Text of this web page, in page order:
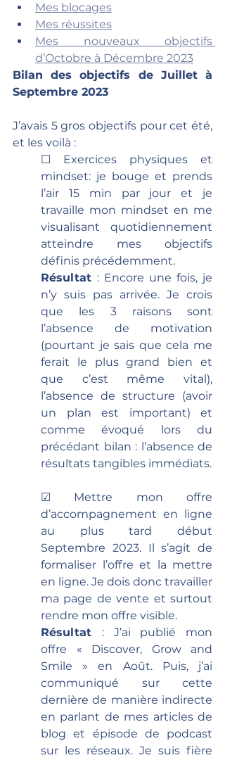
Mes blocages
Mes réussites
Mes nouveaux objectifs
d’Octobre à Décembre 2023
Bilan des objectifs de Juillet à
Septembre 2023
J’avais 5 gros objectifs pour cet été,
et les voilà :
☐ Exercices physiques et
mindset: je bouge et prends
l’air 15 min par jour et je
travaille mon mindset en me
visualisant quotidiennement
atteindre mes objectifs
définis précédemment.
Résultat : Encore une fois, je
n’y suis pas arrivée. Je crois
que les 3 raisons sont
l’absence de motivation
(pourtant je sais que cela me
ferait le plus grand bien et
que c’est même vital),
l’absence de structure (avoir
un plan est important) et
comme évoqué lors du
précédant bilan : l’absence de
résultats tangibles immédiats.
☑ Mettre mon offre
d’accompagnement en ligne
au plus tard début
Septembre 2023. Il s’agit de
formaliser l’offre et la mettre
en ligne. Je dois donc travailler
ma page de vente et surtout
rendre mon offre visible.
Résultat : J’ai publié mon
offre « Discover, Grow and
Smile » en Août. Puis, j’ai
communiqué sur cette
dernière de manière indirecte
en parlant de mes articles de
blog et épisode de podcast
sur les réseaux. Je suis fière